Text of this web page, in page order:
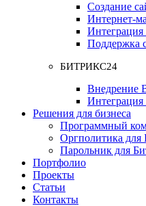
Создание
Интернет-
Интеграция
Поддержка
БИТРИКС24
Внедрение
Интеграция
Решения для бизнеса
Программный
Оргполитика для
Парольник для
Портфолио
Проекты
Статьи
Контакты